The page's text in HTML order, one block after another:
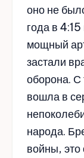
оно не
года в
мощный
застали
оборона. С
вошла в
народа.
войны, это